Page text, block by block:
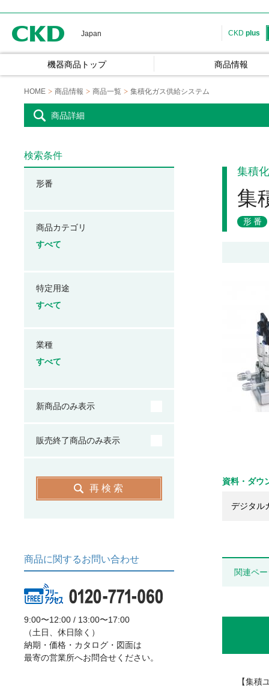
Japan CKD plus
機器商品トップ 商品情報
HOME 商品情報 商品一覧 集積化ガス供給システム
商品詳細
集積
集
形番
資料・ダウ
デジタル
関連ペ
【集積
検索条件
形番
商品カテゴリ
すべて
特定用途
すべて
業種
すべて
新商品のみ表示
販売終了商品のみ表示
再検索
商品に関するお問い合わせ
9:00〜12:00 / 13:00〜17:00
（土日、休日除く）
納期・価格・カタログ・図面は
最寄の営業所へお問合せください。